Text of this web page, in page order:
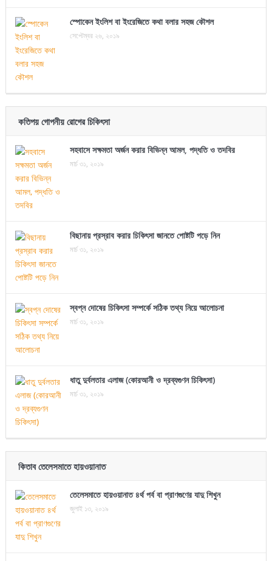
স্পোকেন ইংলিশ বা ইংরেজিতে কথা বলার সহজ কৌশল
সেপ্টেম্বর ২৬, ২০১৯
কতিপয় গোপনীয় রোগের চিকিৎসা
সহবাসে সক্ষমতা অর্জন করার বিভিন্ন আমল, পদ্ধতি ও তদবির
মার্চ ৩১, ২০১৯
বিছানায় প্রস্রাব করার চিকিৎসা জানতে পোষ্টটি পড়ে নিন
মার্চ ৩১, ২০১৯
স্বপ্ন দোষের চিকিৎসা সম্পর্কে সঠিক তথ্য নিয়ে আলোচনা
মার্চ ৩১, ২০১৯
ধাতু দুর্বলতার এলাজ (কোরআনী ও দ্রব্যগুণন চিকিৎসা)
মার্চ ৩১, ২০১৯
কিতাব তেলেসমাতে হায়ওয়ানাত
তেলেসমাতে হায়ওয়ানাত ৪র্থ পর্ব বা প্রাণগুণের যাদু শিখুন
জুলাই ১৩, ২০১৯